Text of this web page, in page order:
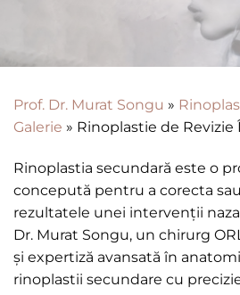
Prof. Dr. Murat Songu »
Galerie » Rinoplastie de Revizie
Rinoplastia secundară este o
concepută pentru a corecta
rezultatele unei intervenții
Dr. Murat Songu, un chirurg
și expertiză avansată în
rinoplastii secundare cu